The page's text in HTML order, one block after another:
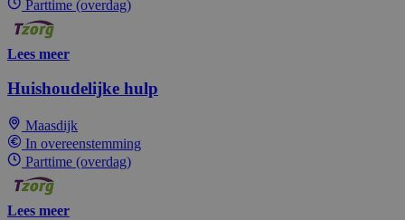
Parttime (overdag)
Lees meer
Huishoudelijke hulp
Maasdijk
In overeenstemming
Parttime (overdag)
Lees meer